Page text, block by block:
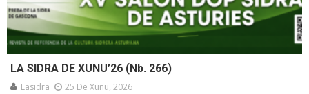
LA SIDRA DE XUNU’26 (Nb. 266)
Lasidra 25 De Xunu, 2026